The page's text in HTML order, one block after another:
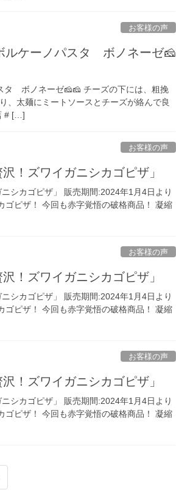
お客様の声
ルケーノパスタ ボノネーゼ🧀
タ ボノネーゼ🧀🧀 チーズの下には、粗挽
、太麺にミートソースとチーズが絡んで良
# […]
お客様の声
！ズワイガニシカゴピザ」
シカゴピザ」 販売期間:2024年1月4日より
ピザ！ 今回も赤字覚悟の破格商品！ 凝縮
お客様の声
！ズワイガニシカゴピザ」
シカゴピザ」 販売期間:2024年1月4日より
ピザ！ 今回も赤字覚悟の破格商品！ 凝縮
お客様の声
！ズワイガニシカゴピザ」
シカゴピザ」 販売期間:2024年1月4日より
ピザ！ 今回も赤字覚悟の破格商品！ 凝縮